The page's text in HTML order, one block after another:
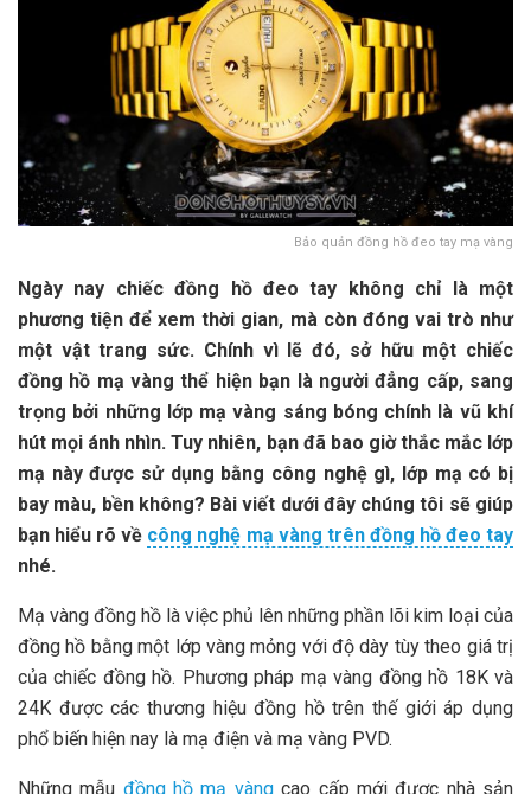
Bảo quản đồng hồ đeo tay mạ vàng
Ngày nay chiếc đồng hồ đeo tay không chỉ là một
phương tiện để xem thời gian, mà còn đóng vai trò như
một vật trang sức. Chính vì lẽ đó, sở hữu một chiếc
đồng hồ mạ vàng thể hiện bạn là người đẳng cấp, sang
trọng bởi những lớp mạ vàng sáng bóng chính là vũ khí
hút mọi ánh nhìn. Tuy nhiên, bạn đã bao giờ thắc mắc lớp
mạ này được sử dụng bằng công nghệ gì, lớp mạ có bị
bay màu, bền không? Bài viết dưới đây chúng tôi sẽ giúp
bạn hiểu rõ về công nghệ mạ vàng trên đồng hồ đeo tay
nhé.
Mạ vàng đồng hồ là việc phủ lên những phần lõi kim loại của
đồng hồ bằng một lớp vàng mỏng với độ dày tùy theo giá trị
của chiếc đồng hồ. Phương pháp mạ vàng đồng hồ 18K và
24K được các thương hiệu đồng hồ trên thế giới áp dụng
phổ biến hiện nay là mạ điện và mạ vàng PVD.
Những mẫu đồng hồ mạ vàngcao cấp mới được nhà sản